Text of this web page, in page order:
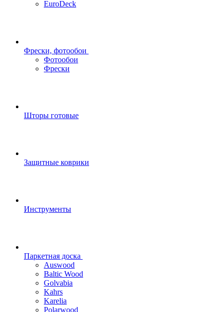
EuroDeck
Фрески, фотообои
Фотообои
Фрески
Шторы готовые
Защитные коврики
Инструменты
Паркетная доска
Auswood
Baltic Wood
Golvabia
Kahrs
Karelia
Polarwood